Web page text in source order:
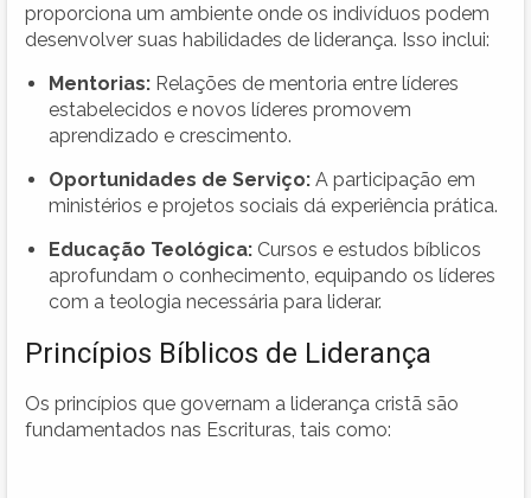
proporciona um ambiente onde os indivíduos podem
desenvolver suas habilidades de liderança. Isso inclui:
Mentorias: Relações de mentoria entre líderes
estabelecidos e novos líderes promovem
aprendizado e crescimento.
Oportunidades de Serviço: A participação em
ministérios e projetos sociais dá experiência prática.
Educação Teológica: Cursos e estudos bíblicos
aprofundam o conhecimento, equipando os líderes
com a teologia necessária para liderar.
Princípios Bíblicos de Liderança
Os princípios que governam a liderança cristã são
fundamentados nas Escrituras, tais como: